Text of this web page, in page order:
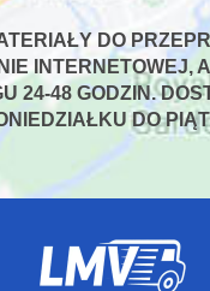
DO
INTERNETOWEJ,
24-48 GODZIN.
DO